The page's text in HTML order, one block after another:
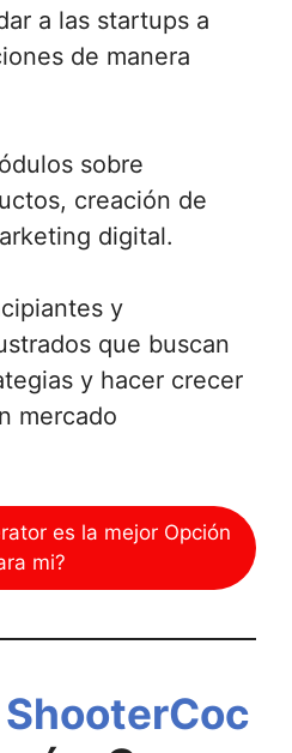
a las startups a
de manera
sobre
creación de
digital.
y
que buscan
y hacer crecer
mercado
es la mejor Opción
mi?
ShooterCoc